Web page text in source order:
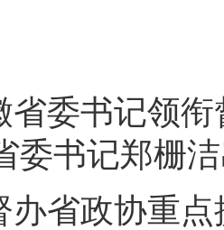
省委书记领
委书记郑栅
办省政协重